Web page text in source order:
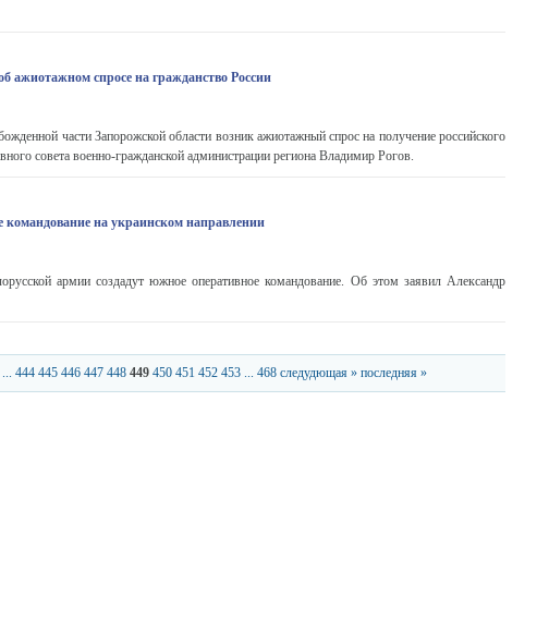
ажиотажном спросе на гражданство России
части Запорожской области возник ажиотажный спрос на получение российского
совета военно-гражданской администрации региона Владимир Рогов.
командование на украинском направлении
армии создадут южное оперативное командование. Об этом заявил Александр
... 444 445 446 447 448 449 450 451 452 453 ... 468 следудющая » последняя »